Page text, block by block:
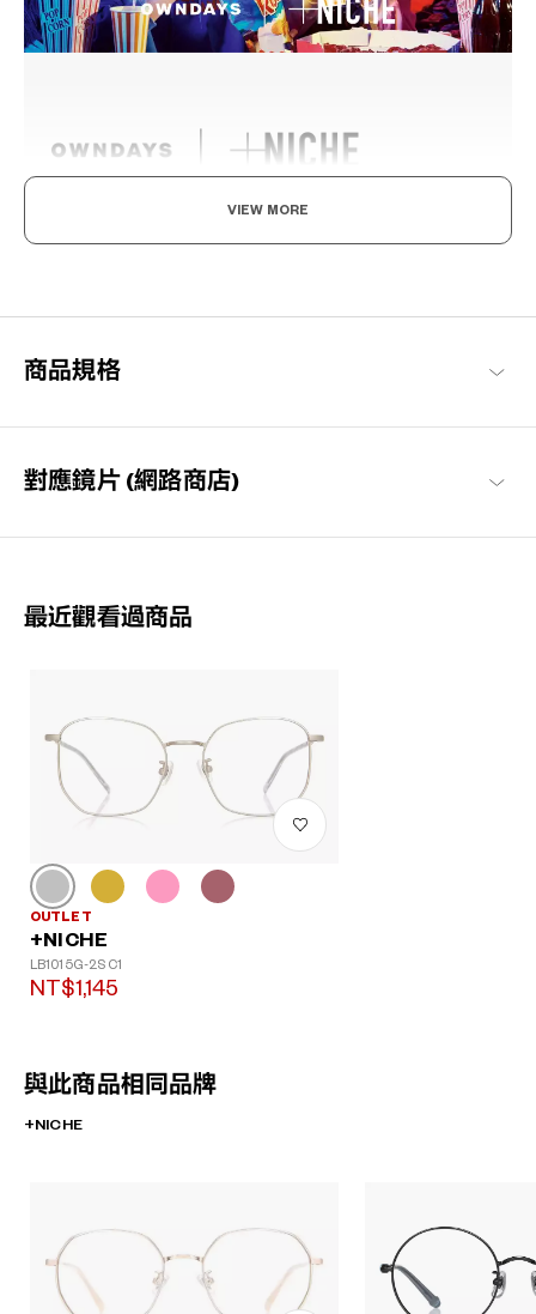
潮流趨勢，打造自我的風格
+NICHE 商品一覽
VIEW MORE
商品規格
對應鏡片 (網路商店)
最近觀看過商品
OUTLET
+NICHE
LB1015G-2S C1
NT$1,145
與此商品相同品牌
+NICHE